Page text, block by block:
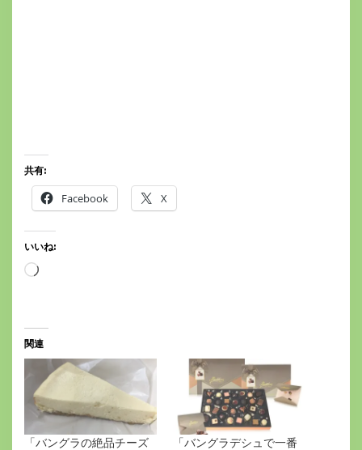
共有:
Facebook X
いいね:
読
中…
関連
「バングラの絶品チーズ
「バングラデシュで一番